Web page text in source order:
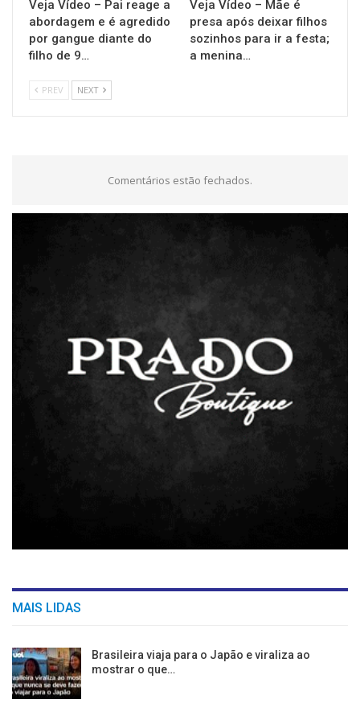
Veja Vídeo – Pai reage a
abordagem e é agredido
por gangue diante do
filho de 9…
Veja Vídeo – Mãe é
presa após deixar filhos
sozinhos para ir a festa;
a menina…
PREV NEXT
Comentários estão fechados.
MAIS LIDAS
Brasileira viaja para o Japão e viraliza ao
mostrar o que…